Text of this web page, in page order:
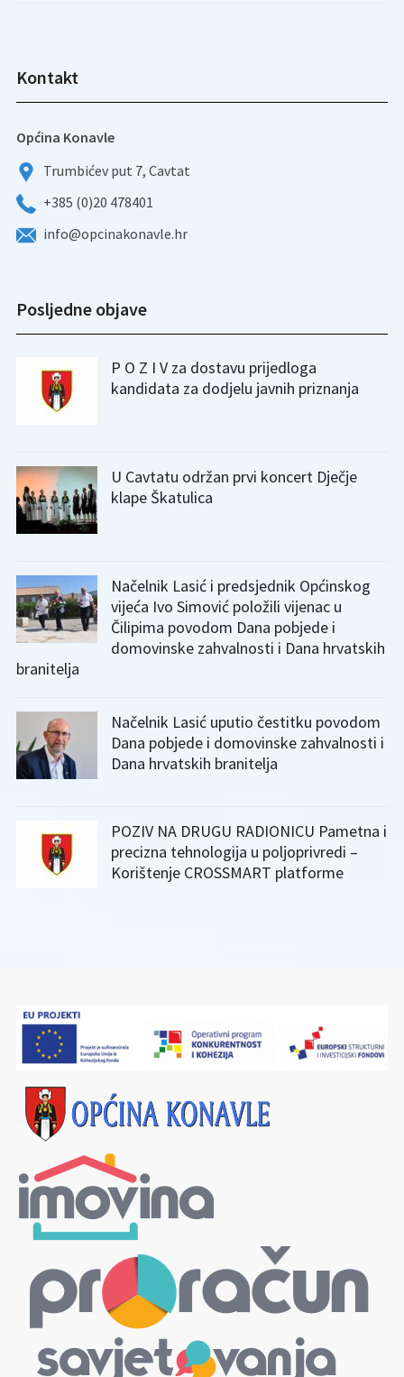
Kontakt
Općina Konavle
Trumbićev put 7, Cavtat
+385 (0)20 478401
info@opcinakonavle.hr
Posljedne objave
P O Z I V za dostavu prijedloga
kandidata za dodjelu javnih priznanja
U Cavtatu održan prvi koncert Dječje
klape Škatulica
Načelnik Lasić i predsjednik Općinskog
vijeća Ivo Simović položili vijenac u
Čilipima povodom Dana pobjede i
domovinske zahvalnosti i Dana hrvatskih
branitelja
Načelnik Lasić uputio čestitku povodom
Dana pobjede i domovinske zahvalnosti i
Dana hrvatskih branitelja
POZIV NA DRUGU RADIONICU Pametna i
precizna tehnologija u poljoprivredi –
Korištenje CROSSMART platforme